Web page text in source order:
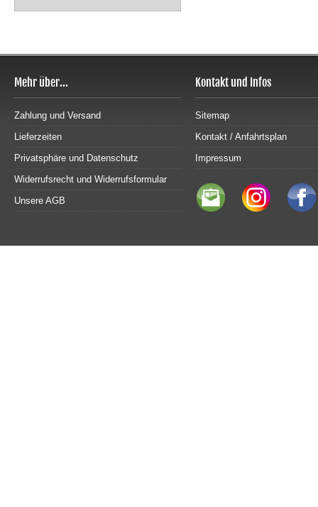
Mehr über...
Zahlung und Versand
Lieferzeiten
Privatsphäre und Datenschutz
Widerrufsrecht und Widerrufsformular
Unsere AGB
Kontakt und Infos
Sitemap
Kontakt / Anfahrtsplan
Impressum